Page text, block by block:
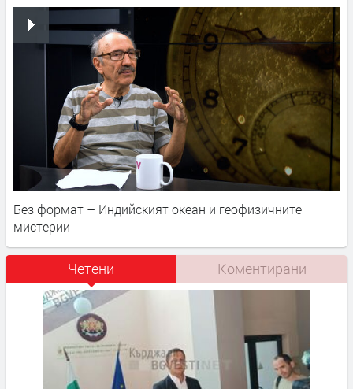
Без формат – Индийският океан и геофизичните
мистерии
Четени Коментирани